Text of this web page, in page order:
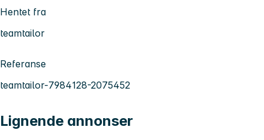
Hentet fra
teamtailor
Referanse
teamtailor-7984128-2075452
Lignende annonser